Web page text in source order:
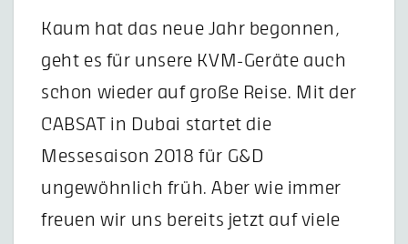
Kaum hat das neue Jahr begonnen,
geht es für unsere KVM-Geräte auch
schon wieder auf große Reise. Mit der
CABSAT in Dubai startet die
Messesaison 2018 für G&D
ungewöhnlich früh. Aber wie immer
freuen wir uns bereits jetzt auf viele